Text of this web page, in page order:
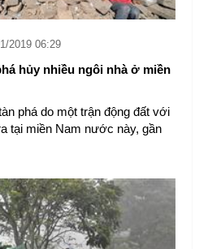
2019 06:29
hủy nhiều ngôi nhà ở miền
phá do một trận động đất với
tại miền Nam nước này, gần